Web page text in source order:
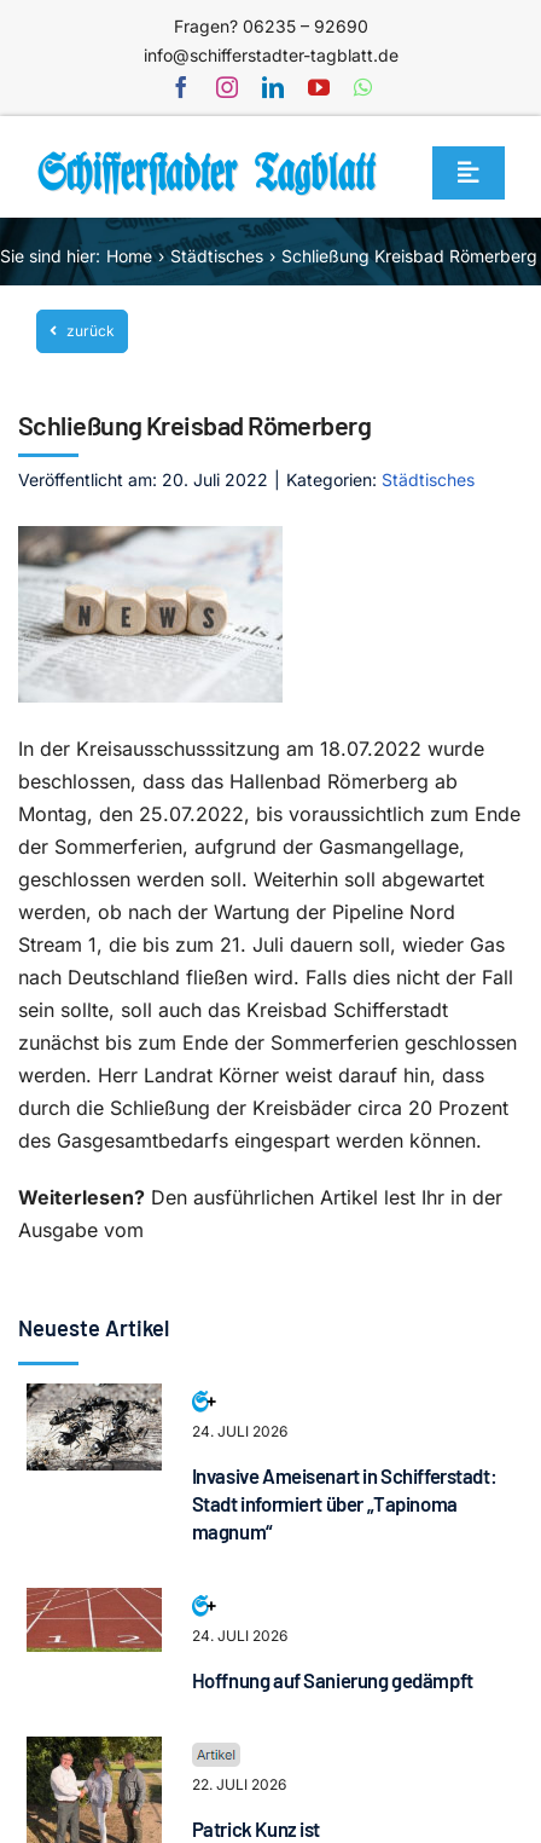
Fragen? 06235 – 92690
info@schifferstadter-tagblatt.de
Toggle
Home
Themen
Blog
Service
Mediathek
Jetzt abonnieren
Kontakt
Sie sind hier: Home Städtisches Schließung Kreisbad Römerberg
zurück
Schließung Kreisbad Römerberg
Veröffentlicht am: 20. Juli 2022 Kategorien: Städtisches
In der Kreisausschusssitzung am 18.07.2022 wurde
beschlossen, dass das Hallenbad Römerberg ab
Montag, den 25.07.2022, bis voraussichtlich zum Ende
der Sommerferien, aufgrund der Gasmangellage,
geschlossen werden soll. Weiterhin soll abgewartet
werden, ob nach der Wartung der Pipeline Nord
Stream 1, die bis zum 21. Juli dauern soll, wieder Gas
nach Deutschland fließen wird. Falls dies nicht der Fall
sein sollte, soll auch das Kreisbad Schifferstadt
zunächst bis zum Ende der Sommerferien geschlossen
werden. Herr Landrat Körner weist darauf hin, dass
durch die Schließung der Kreisbäder circa 20 Prozent
des Gasgesamtbedarfs eingespart werden können.
Weiterlesen? Den ausführlichen Artikel lest Ihr in der
Ausgabe vom
Neueste Artikel
24. JULI 2026
Invasive Ameisenart in Schifferstadt:
Stadt informiert über „Tapinoma
magnum“
24. JULI 2026
Hoffnung auf Sanierung gedämpft
22. JULI 2026
Patrick Kunz ist